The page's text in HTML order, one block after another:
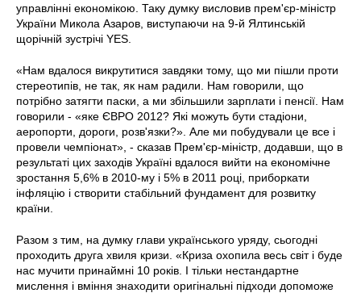
управлінні економікою. Таку думку висловив прем'єр-міністр
України Микола Азаров, виступаючи на 9-й Ялтинській
щорічній зустрічі YES.
«Нам вдалося викрутитися завдяки тому, що ми пішли проти
стереотипів, не так, як нам радили. Нам говорили, що
потрібно затягти паски, а ми збільшили зарплати і пенсії. Нам
говорили - «яке ЄВРО 2012? Які можуть бути стадіони,
аеропорти, дороги, розв'язки?». Але ми побудували це все і
провели чемпіонат», - сказав Прем'єр-міністр, додавши, що в
результаті цих заходів Україні вдалося вийти на економічне
зростання 5,6% в 2010-му і 5% в 2011 році, приборкати
інфляцію і створити стабільний фундамент для розвитку
країни.
Разом з тим, на думку глави українського уряду, сьогодні
проходить друга хвиля кризи. «Криза охопила весь світ і буде
нас мучити принаймні 10 років. І тільки нестандартне
мислення і вміння знаходити оригінальні підходи допоможе